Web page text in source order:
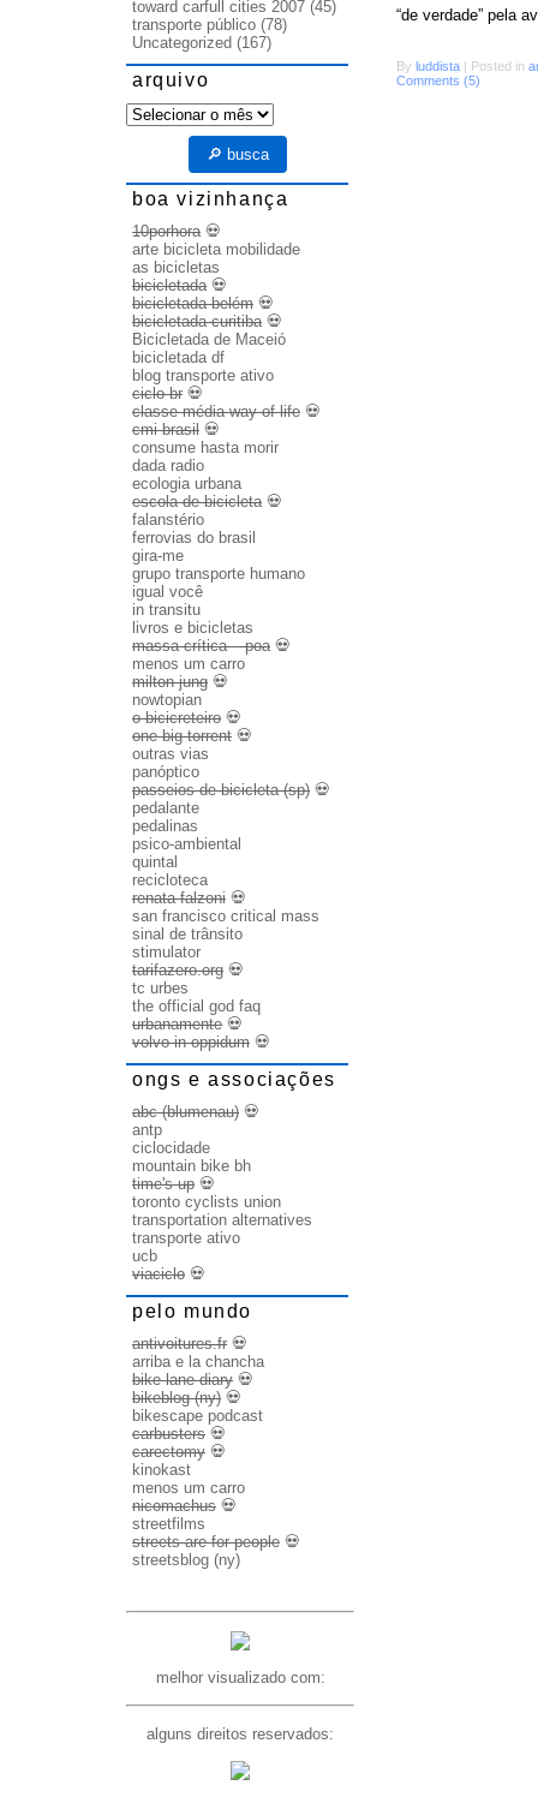
“de verdade” pela
By luddista Posted in
Comments (5)
toward carfull cities 2007 (45)
transporte público (78)
Uncategorized (167)
arquivo
arquivo
🔎 busca
boa vizinhança
10porhora💀
arte bicicleta mobilidade
as bicicletas
bicicletada💀
bicicletada belém 💀
bicicletada curitiba💀
Bicicletada de Maceió
bicicletada df
blog transporte ativo
ciclo br 💀
classe média way of life 💀
cmi brasil 💀
consume hasta morir
dada radio
ecologia urbana
escola de bicicleta💀
falanstério
ferrovias do brasil
gira-me
grupo transporte humano
igual você
in transitu
livros e bicicletas
massa crítica – poa💀
menos um carro
milton jung 💀
nowtopian
o bicicreteiro 💀
one big torrent 💀
outras vias
panóptico
passeios de bicicleta (sp) 💀
pedalante
pedalinas
psico-ambiental
quintal
recicloteca
renata falzoni 💀
san francisco critical mass
sinal de trânsito
stimulator
tarifazero.org 💀
tc urbes
the official god faq
urbanamente 💀
volvo in oppidum 💀
ongs e associações
abc (blumenau) 💀
antp
ciclocidade
mountain bike bh
time's up 💀
toronto cyclists union
transportation alternatives
transporte ativo
ucb
viaciclo 💀
pelo mundo
antivoitures.fr 💀
arriba e la chancha
bike lane diary 💀
bikeblog (ny) 💀
bikescape podcast
carbusters 💀
carectomy 💀
kinokast
menos um carro
nicomachus 💀
streetfilms
streets are for people 💀
streetsblog (ny)
melhor visualizado com:
alguns direitos reservados: